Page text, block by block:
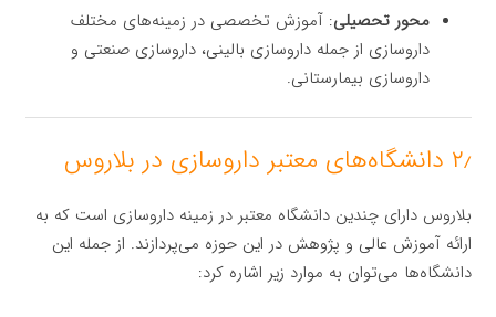
محور تحصیلی: آموزش تخصصی در زمینه‌های مختلف
داروسازی از جمله داروسازی بالینی، داروسازی صنعتی و
داروسازی بیمارستانی.
۲٫ دانشگاه‌های معتبر داروسازی در بلاروس
بلاروس دارای چندین دانشگاه معتبر در زمینه داروسازی است که به
ارائه آموزش عالی و پژوهش در این حوزه می‌پردازند. از جمله این
دانشگاه‌ها می‌توان به موارد زیر اشاره کرد: